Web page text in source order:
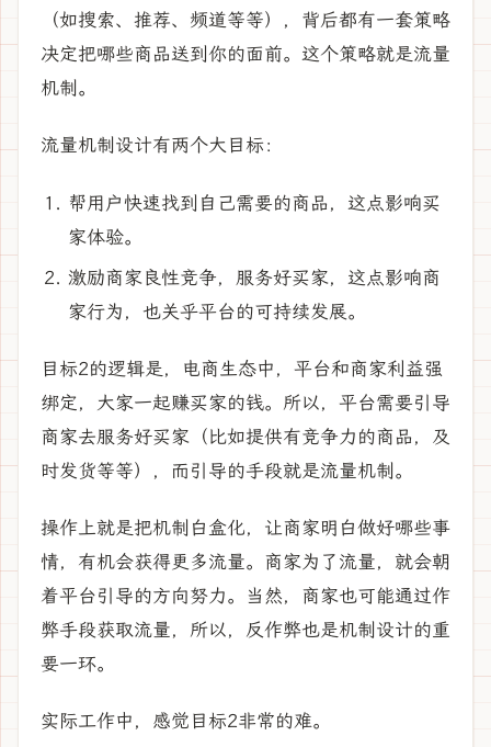
（如搜索、推荐、频道等等），背后都有一套策略
决定把哪些商品送到你的面前。这个策略就是流量
机制。
流量机制设计有两个大目标：
帮用户快速找到自己需要的商品，这点影响买
家体验。
激励商家良性竞争，服务好买家，这点影响商
家行为，也关乎平台的可持续发展。
目标2的逻辑是，电商生态中，平台和商家利益强
绑定，大家一起赚买家的钱。所以，平台需要引导
商家去服务好买家（比如提供有竞争力的商品，及
时发货等等），而引导的手段就是流量机制。
操作上就是把机制白盒化，让商家明白做好哪些事
情，有机会获得更多流量。商家为了流量，就会朝
着平台引导的方向努力。当然，商家也可能通过作
弊手段获取流量，所以，反作弊也是机制设计的重
要一环。
实际工作中，感觉目标2非常的难。